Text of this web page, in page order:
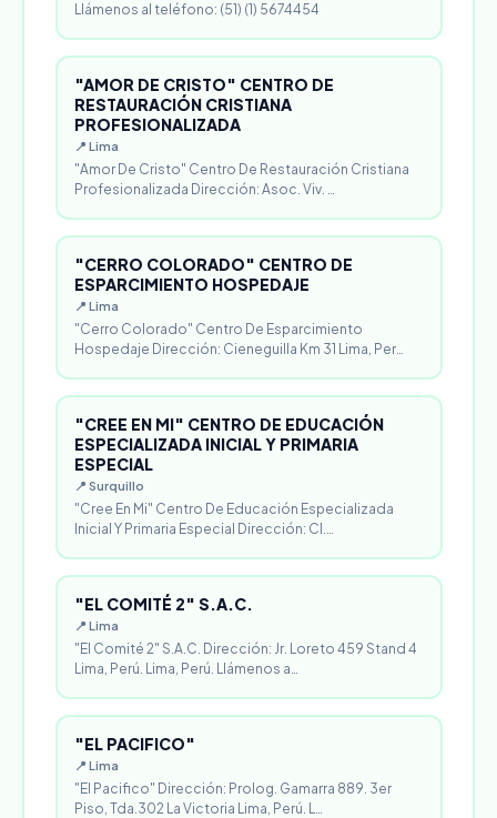
Llámenos al teléfono: (51) (1) 5674454
"AMOR DE CRISTO" CENTRO DE
RESTAURACIÓN CRISTIANA
PROFESIONALIZADA
📍 Lima
"Amor De Cristo" Centro De Restauración Cristiana
Profesionalizada Dirección: Asoc. Viv. …
"CERRO COLORADO" CENTRO DE
ESPARCIMIENTO HOSPEDAJE
📍 Lima
"Cerro Colorado" Centro De Esparcimiento
Hospedaje Dirección: Cieneguilla Km 31 Lima, Per…
"CREE EN MI" CENTRO DE EDUCACIÓN
ESPECIALIZADA INICIAL Y PRIMARIA
ESPECIAL
📍 Surquillo
"Cree En Mi" Centro De Educación Especializada
Inicial Y Primaria Especial Dirección: Cl.…
"EL COMITÉ 2" S.A.C.
📍 Lima
"El Comité 2" S.A.C. Dirección: Jr. Loreto 459 Stand 4
Lima, Perú. Lima, Perú. Llámenos a…
"EL PACIFICO"
📍 Lima
"El Pacifico" Dirección: Prolog. Gamarra 889. 3er
Piso, Tda.302 La Victoria Lima, Perú. L…